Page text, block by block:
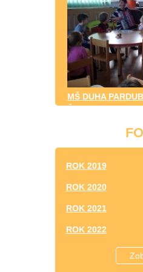
MŠ DUHA
ČIVICE
ROK 2019
ROK 2020
ROK 2021
ROK 2022